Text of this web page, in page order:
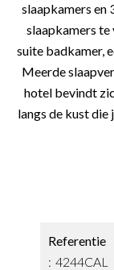
slaapkamers en
slaapkamers te
suite badkamer,
Meerde
hotel bevindt
langs de kust
Referentie
4244CAL